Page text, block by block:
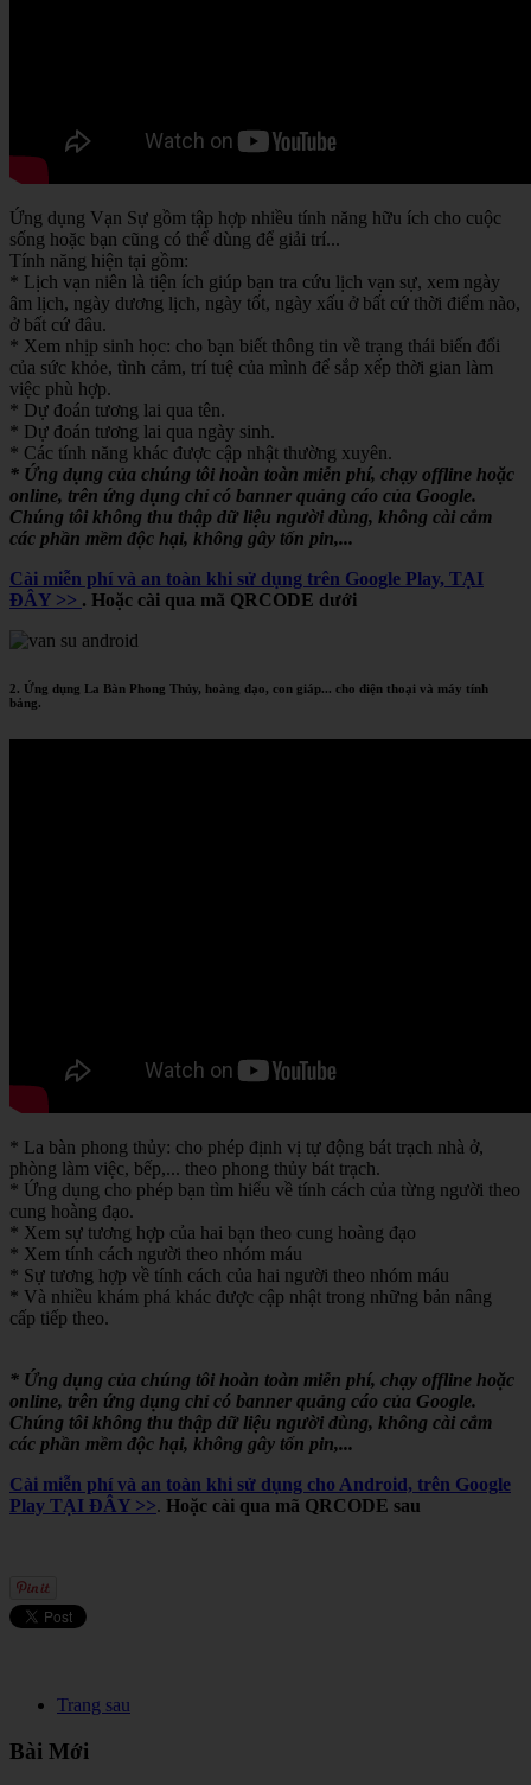
Ứng dụng Vạn Sự gồm tập hợp nhiều tính năng hữu ích cho cuộc
sống hoặc bạn cũng có thể dùng để giải trí...
Tính năng hiện tại gồm:
* Lịch vạn niên là tiện ích giúp bạn tra cứu lịch vạn sự, xem ngày
âm lịch, ngày dương lịch, ngày tốt, ngày xấu ở bất cứ thời điểm nào,
ở bất cứ đâu.
* Xem nhịp sinh học: cho bạn biết thông tin về trạng thái biến đổi
của sức khỏe, tình cảm, trí tuệ của mình để sắp xếp thời gian làm
việc phù hợp.
* Dự đoán tương lai qua tên.
* Dự đoán tương lai qua ngày sinh.
* Các tính năng khác được cập nhật thường xuyên.
* Ứng dụng của chúng tôi hoàn toàn miễn phí, chạy offline hoặc
online, trên ứng dụng chỉ có banner quảng cáo của Google.
Chúng tôi không thu thập dữ liệu người dùng, không cài cắm
các phần mềm độc hại, không gây tốn pin,...
Cài miễn phí và an toàn khi sử dụng trên Google Play, TẠI
ĐÂY >> . Hoặc cài qua mã QRCODE dưới
2. Ứng dụng La Bàn Phong Thủy, hoàng đạo, con giáp... cho điện thoại và máy tính
bảng.
* La bàn phong thủy: cho phép định vị tự động bát trạch nhà ở,
phòng làm việc, bếp,... theo phong thủy bát trạch.
* Ứng dụng cho phép bạn tìm hiểu về tính cách của từng người theo
cung hoàng đạo.
* Xem sự tương hợp của hai bạn theo cung hoàng đạo
* Xem tính cách người theo nhóm máu
* Sự tương hợp về tính cách của hai người theo nhóm máu
* Và nhiều khám phá khác được cập nhật trong những bản nâng
cấp tiếp theo.
* Ứng dụng của chúng tôi hoàn toàn miễn phí, chạy offline hoặc
online, trên ứng dụng chỉ có banner quảng cáo của Google.
Chúng tôi không thu thập dữ liệu người dùng, không cài cắm
các phần mềm độc hại, không gây tốn pin,...
Cài miễn phí và an toàn khi sử dụng cho Android, trên Google
Play TẠI ĐÂY >>. Hoặc cài qua mã QRCODE sau
Trang sau
Bài Mới